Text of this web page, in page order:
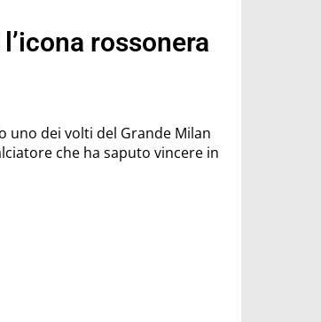
rossonera
uno dei volti del Grande Milan
che ha saputo vincere in